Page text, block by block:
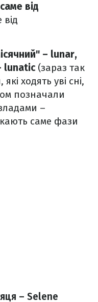
саме від
від
– lunar,
lunatic(зараз так
ходять уві сні,
позначали
–
саме фази
– Selene